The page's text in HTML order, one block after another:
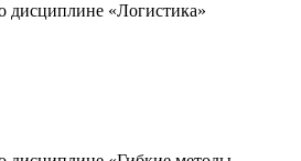
дисциплине «Логистика»